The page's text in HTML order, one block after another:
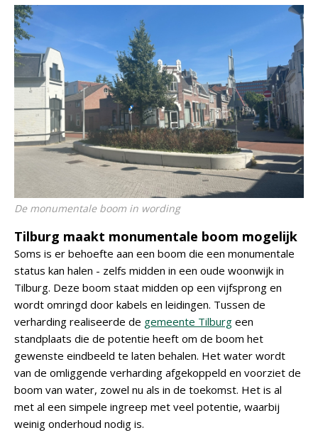
De monumentale boom in wording
Tilburg maakt monumentale boom mogelijk
Soms is er behoefte aan een boom die een monumentale
status kan halen - zelfs midden in een oude woonwijk in
Tilburg. Deze boom staat midden op een vijfsprong en
wordt omringd door kabels en leidingen. Tussen de
verharding realiseerde de gemeente Tilburg een
standplaats die de potentie heeft om de boom het
gewenste eindbeeld te laten behalen. Het water wordt
van de omliggende verharding afgekoppeld en voorziet de
boom van water, zowel nu als in de toekomst. Het is al
met al een simpele ingreep met veel potentie, waarbij
weinig onderhoud nodig is.